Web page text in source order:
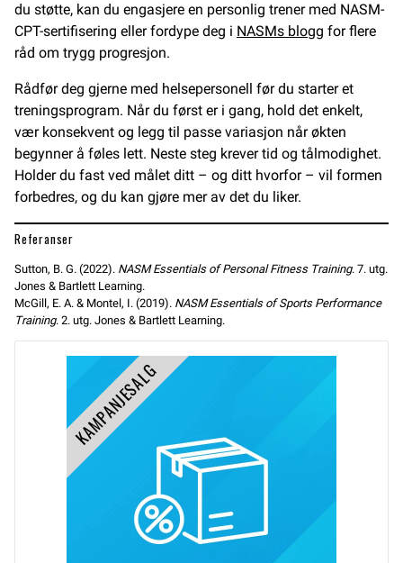
du støtte, kan du engasjere en personlig trener med NASM-
CPT-sertifisering eller fordype deg i NASMs blogg for flere
råd om trygg progresjon.
Rådfør deg gjerne med helsepersonell før du starter et
treningsprogram. Når du først er i gang, hold det enkelt,
vær konsekvent og legg til passe variasjon når økten
begynner å føles lett. Neste steg krever tid og tålmodighet.
Holder du fast ved målet ditt – og ditt hvorfor – vil formen
forbedres, og du kan gjøre mer av det du liker.
Referanser
Sutton, B. G. (2022). NASM Essentials of Personal Fitness Training. 7. utg.
Jones & Bartlett Learning.
McGill, E. A. & Montel, I. (2019). NASM Essentials of Sports Performance
Training. 2. utg. Jones & Bartlett Learning.
KAMPANJESALG